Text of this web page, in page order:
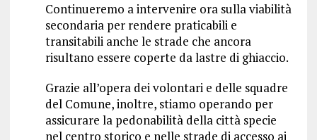
Continueremo a intervenire ora sulla viabilità
secondaria per rendere praticabili e
transitabili anche le strade che ancora
risultano essere coperte da lastre di ghiaccio.
Grazie all’opera dei volontari e delle squadre
del Comune, inoltre, stiamo operando per
assicurare la pedonabilità della città specie
nel centro storico e nelle strade di accesso ai